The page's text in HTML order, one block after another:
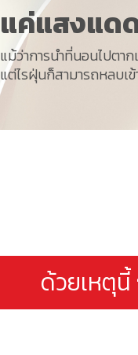
แค่แสงแด
แม้ว่าการนำที่นอนไปตา
แต่ไรฝุ่นก็สามารถหลบเ
ด้วยเหตุนี้